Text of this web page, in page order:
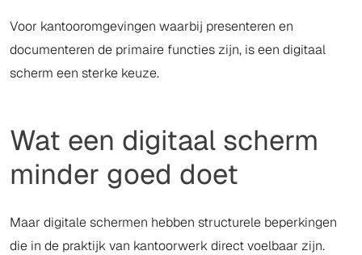
Voor kantooromgevingen waarbij presenteren en
documenteren de primaire functies zijn, is een digitaal
scherm een sterke keuze.
Wat een digitaal scherm
minder goed doet
Maar digitale schermen hebben structurele beperkingen
die in de praktijk van kantoorwerk direct voelbaar zijn.